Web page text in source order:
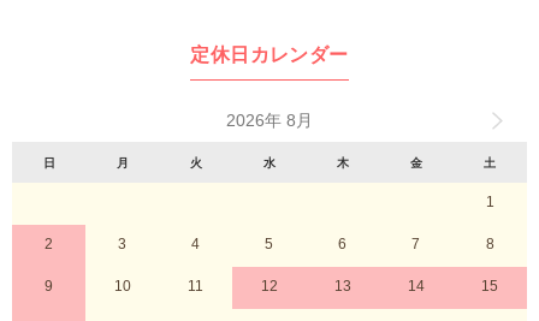
定休日カレンダー
2026年 8月
日 月 火 水 木 金 土
1
2 3 4 5 6 7 8
9 10 11 12 13 14 15